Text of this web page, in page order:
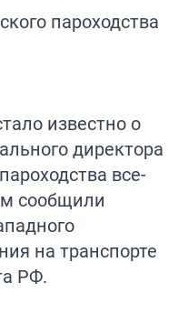
известно о
директора
все-
сообщили
на транспорте
РФ.